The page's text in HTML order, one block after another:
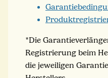
*Die
Registrierung beim
die jeweiligen